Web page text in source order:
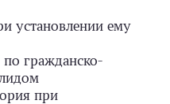
установлении ему
гражданско-
при